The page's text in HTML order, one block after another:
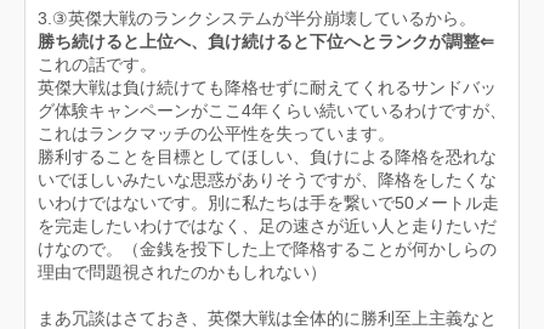
3.③英傑大戦のランクシステムが半分崩壊しているから。
勝ち続けると上位へ、負け続けると下位へとランクが調整⇐
これの話です。
英傑大戦は負け続けても降格せずに耐えてくれるサンドバッ
グ体験キャンペーンがここ4年くらい続いているわけですが、
これはランクマッチの公平性を失っています。
勝利することを目標としてほしい、負けによる降格を恐れな
いでほしいみたいな思惑がありそうですが、降格をしたくな
いわけではないです。別に私たちは手を繋いで50メートル走
を完走したいわけではなく、足の速さが近い人と走りたいだ
けなので。（金銭を投下した上で降格することが何かしらの
理由で問題視されたのかもしれない）
まあ冗談はさておき、英傑大戦は全体的に勝利至上主義なと